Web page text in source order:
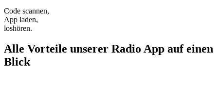
Code scannen,
App laden,
loshören.
Alle Vorteile unserer Radio App auf einen
Blick